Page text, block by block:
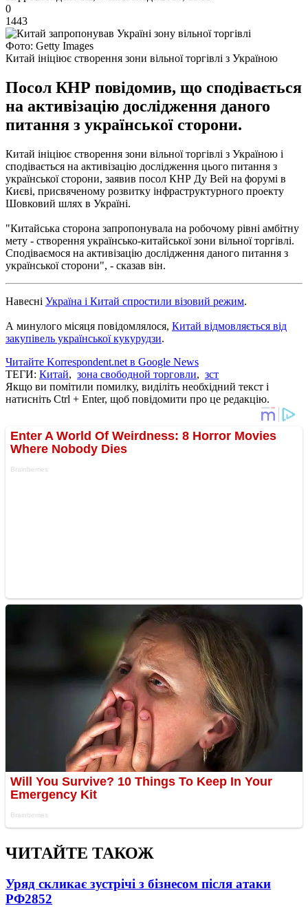
0
1443
Фото: Getty Images
Китай ініціює створення зони вільної торгівлі з Україною
Посол КНР повідомив, що сподівається
на активізацію дослідження даного
питання з української сторони.
Китай ініціює створення зони вільної торгівлі з Україною і
сподівається на активізацію дослідження цього питання з
української сторони, заявив посол КНР Ду Вей на форумі в
Києві, присвяченому розвитку інфраструктурного проекту
Шовковий шлях в Україні.
"Китайська сторона запропонувала на робочому рівні амбітну
мету - створення українсько-китайської зони вільної торгівлі.
Сподіваємося на активізацію дослідження даного питання з
української сторони", - сказав він.
Навесні Україна і Китай спростили візовий режим.
А минулого місяця повідомлялося, Китай відмовляється від
закупівель української кукурудзи.
Читайте Korrespondent.net в Google News
ТЕГИ: Китай, зона свободной торговли, зст
Якщо ви помітили помилку, виділіть необхідний текст і
натисніть Ctrl + Enter, щоб повідомити про це редакцію.
ЧИТАЙТЕ ТАКОЖ
Уряд скликає зустрічі з бізнесом після атаки
РФ2852